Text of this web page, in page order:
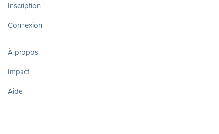
Inscription
Connexion
À propos
Impact
Aide